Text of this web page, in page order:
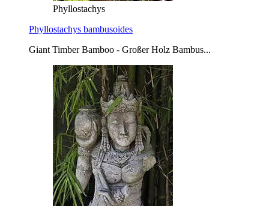
Phyllostachys
Phyllostachys bambusoides
Giant Timber Bamboo - Großer Holz Bambus...